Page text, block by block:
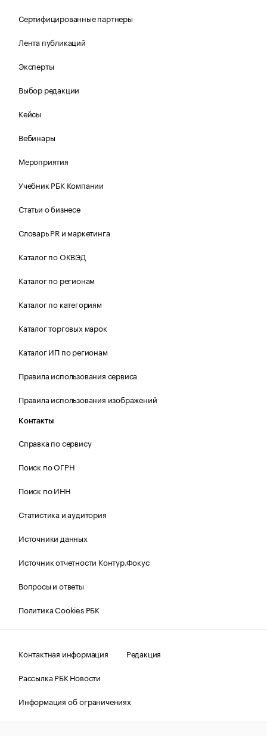
Сертифицированные партнеры
Лента публикаций
Эксперты
Выбор редакции
Кейсы
Вебинары
Мероприятия
Учебник РБК Компании
Статьи о бизнесе
Словарь PR и маркетинга
Каталог по ОКВЭД
Каталог по регионам
Каталог по категориям
Каталог торговых марок
Каталог ИП по регионам
Правила использования сервиса
Правила использования изображений
Контакты
Справка по сервису
Поиск по ОГРН
Поиск по ИНН
Статистика и аудитория
Источники данных
Источник отчетности Контур.Фокус
Вопросы и ответы
Политика Cookies РБК
Контактная информация
Редакция
Рассылка РБК Новости
Информация об ограничениях
Правовая информация
О соблюдении авторских прав